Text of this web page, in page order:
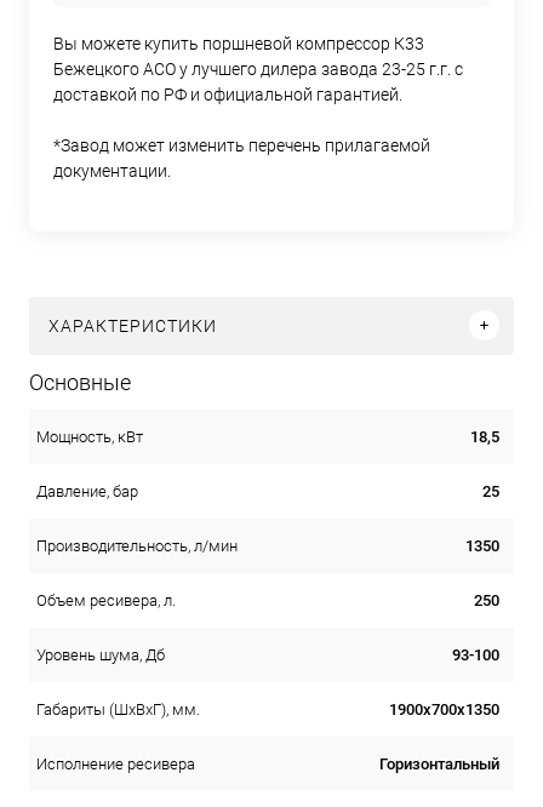
Вы можете купить поршневой компрессор К33
Бежецкого АСО у лучшего дилера завода 23-25 г.г. с
доставкой по РФ и официальной гарантией.
*Завод может изменить перечень прилагаемой
документации.
ХАРАКТЕРИСТИКИ
Основные
Мощность, кВт 18,5
Давление, бар 25
Производительность, л/мин 1350
Объем ресивера, л. 250
Уровень шума, Дб 93-100
Габариты (ШхВхГ), мм. 1900х700х1350
Исполнение ресивера Горизонтальный